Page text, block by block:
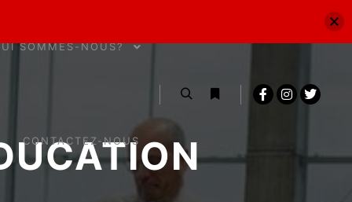
SOMMES-NOUS?
CONTACTEZ-NOUS